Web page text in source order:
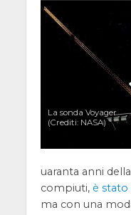
La sonda Voyager
(Crediti: NASA)
uaranta anni
compiuti, è
ma con una